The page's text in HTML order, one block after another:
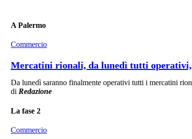
A Palermo
Commercio
Mercatini rionali, da lunedì tutti operativi,
Da lunedì saranno finalmente operativi tutti i mercatini
di Redazione
La fase 2
Commercio